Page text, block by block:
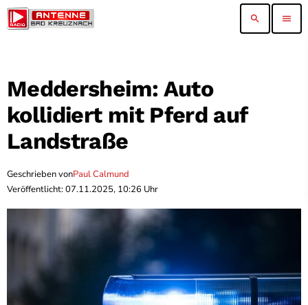
search menu
Meddersheim: Auto
kollidiert mit Pferd auf
Landstraße
Geschrieben vonPaul Calmund
Veröffentlicht: 07.11.2025, 10:26 Uhr